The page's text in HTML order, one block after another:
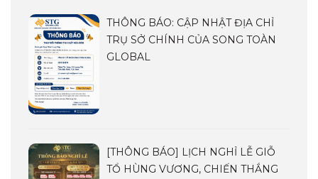
THÔNG BÁO: CẬP NHẬT ĐỊA CHỈ
TRỤ SỞ CHÍNH CỦA SONG TOÀN
GLOBAL
[THÔNG BÁO] LỊCH NGHỈ LỄ GIỖ
TỔ HÙNG VƯƠNG, CHIẾN THẮNG